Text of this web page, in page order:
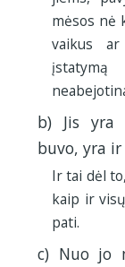
mėsos nė
vaikus
b) Jis yra
buvo, yra
Ir tai dėl
kaip ir
pati.
c) Nuo jo